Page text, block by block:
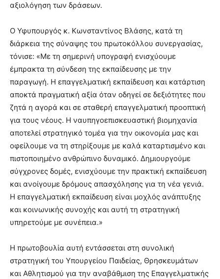
αξιολόγηση των δράσεων.
Ο Υφυπουργός κ. Κωνσταντίνος Βλάσης, κατά τη
διάρκεια της σύναψης του πρωτοκόλλου συνεργασίας,
τόνισε: «Με τη σημερινή υπογραφή ενισχύουμε
έμπρακτα τη σύνδεση της εκπαίδευσης με την
παραγωγή. Η επαγγελματική εκπαίδευση και κατάρτιση
αποκτά πραγματική αξία όταν οδηγεί σε δεξιότητες που
ζητά η αγορά και σε σταθερή επαγγελματική προοπτική
για τους νέους. Η ναυπηγοεπισκευαστική βιομηχανία
αποτελεί στρατηγικό τομέα για την οικονομία μας και
οφείλουμε να τη στηρίξουμε με καλά καταρτισμένο και
πιστοποιημένο ανθρώπινο δυναμικό. Δημιουργούμε
σύγχρονες δομές, ενισχύουμε την πρακτική εκπαίδευση
και ανοίγουμε δρόμους απασχόλησης για τη νέα γενιά.
Η επαγγελματική εκπαίδευση είναι μοχλός ανάπτυξης
και κοινωνικής συνοχής και αυτή τη στρατηγική
υπηρετούμε με συνέπεια.»
Η πρωτοβουλία αυτή εντάσσεται στη συνολική
στρατηγική του Υπουργείου Παιδείας, Θρησκευμάτων
και Αθλητισμού για την αναβάθμιση της Επαγγελματικής